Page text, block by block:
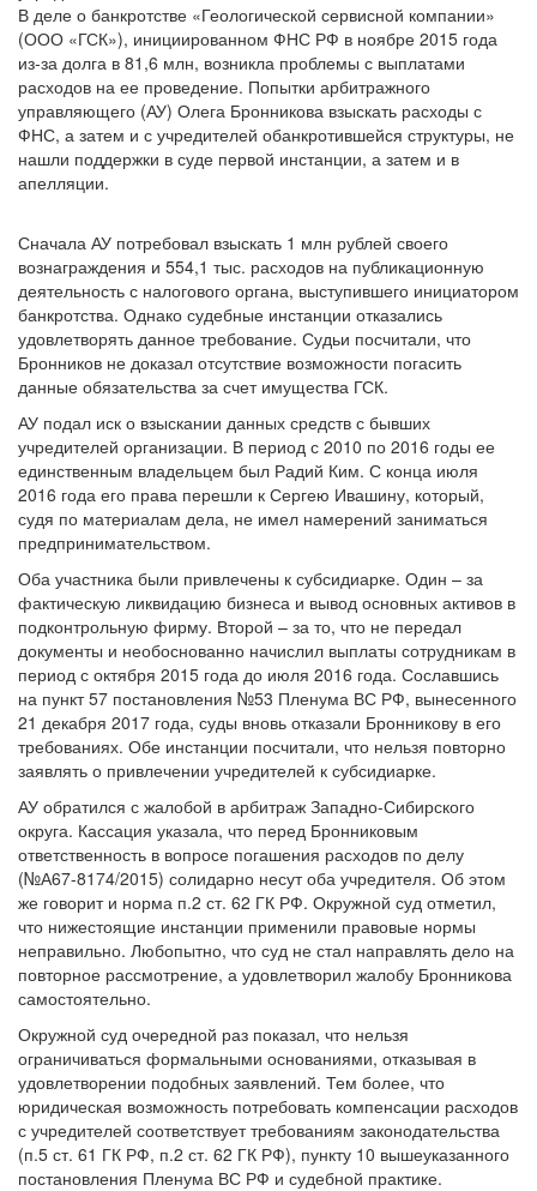
В деле о банкротстве «Геологической сервисной компании»
(ООО «ГСК»), инициированном ФНС РФ в ноябре 2015 года
из-за долга в 81,6 млн, возникла проблемы с выплатами
расходов на ее проведение. Попытки арбитражного
управляющего (АУ) Олега Бронникова взыскать расходы с
ФНС, а затем и с учредителей обанкротившейся структуры, не
нашли поддержки в суде первой инстанции, а затем и в
апелляции.
Сначала АУ потребовал взыскать 1 млн рублей своего
вознаграждения и 554,1 тыс. расходов на публикационную
деятельность с налогового органа, выступившего инициатором
банкротства. Однако судебные инстанции отказались
удовлетворять данное требование. Судьи посчитали, что
Бронников не доказал отсутствие возможности погасить
данные обязательства за счет имущества ГСК.
АУ подал иск о взыскании данных средств с бывших
учредителей организации. В период с 2010 по 2016 годы ее
единственным владельцем был Радий Ким. С конца июля
2016 года его права перешли к Сергею Ивашину, который,
судя по материалам дела, не имел намерений заниматься
предпринимательством.
Оба участника были привлечены к субсидиарке. Один – за
фактическую ликвидацию бизнеса и вывод основных активов в
подконтрольную фирму. Второй – за то, что не передал
документы и необоснованно начислил выплаты сотрудникам в
период с октября 2015 года до июля 2016 года. Сославшись
на пункт 57 постановления №53 Пленума ВС РФ, вынесенного
21 декабря 2017 года, суды вновь отказали Бронникову в его
требованиях. Обе инстанции посчитали, что нельзя повторно
заявлять о привлечении учредителей к субсидиарке.
АУ обратился с жалобой в арбитраж Западно-Сибирского
округа. Кассация указала, что перед Бронниковым
ответственность в вопросе погашения расходов по делу
(№А67-8174/2015) солидарно несут оба учредителя. Об этом
же говорит и норма п.2 ст. 62 ГК РФ. Окружной суд отметил,
что нижестоящие инстанции применили правовые нормы
неправильно. Любопытно, что суд не стал направлять дело на
повторное рассмотрение, а удовлетворил жалобу Бронникова
самостоятельно.
Окружной суд очередной раз показал, что нельзя
ограничиваться формальными основаниями, отказывая в
удовлетворении подобных заявлений. Тем более, что
юридическая возможность потребовать компенсации расходов
с учредителей соответствует требованиям законодательства
(п.5 ст. 61 ГК РФ, п.2 ст. 62 ГК РФ), пункту 10 вышеуказанного
постановления Пленума ВС РФ и судебной практике.